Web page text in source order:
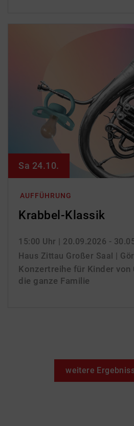
AUFFÜHRUNG
Krabbel-Klassik
15:00 Uhr | 20.09.2026 -
Haus Zittau Großer Saal |
Konzertreihe für Kinder von
die ganze Familie
Sa 24.10.
weitere